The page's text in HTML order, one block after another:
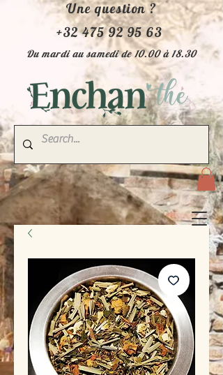
Une question ?
+32 475 92 95 63
Du mardi au samedi de 10.00 à 18.30